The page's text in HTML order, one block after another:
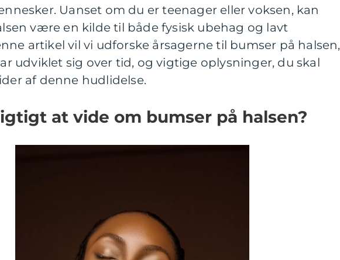
Uanset om du er teenager eller voksen, kan
være en kilde til både fysisk ubehag og lavt
artikel vil vi udforske årsagerne til bumser på halsen,
udviklet sig over tid, og vigtige oplysninger, du skal
af denne hudlidelse.
at vide om bumser på halsen?